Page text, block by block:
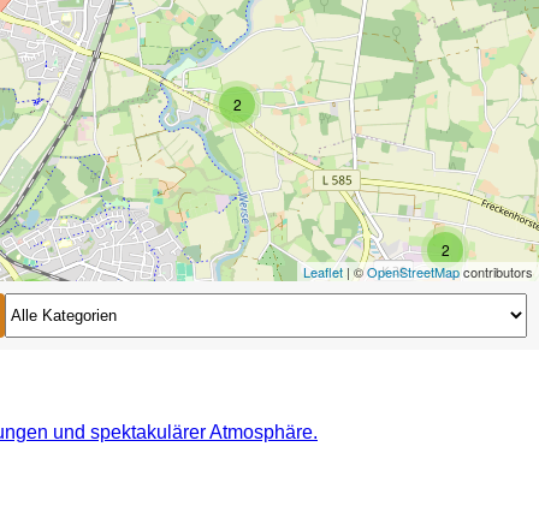
2
2
2
Leaflet| ©OpenStreetMapcontributors